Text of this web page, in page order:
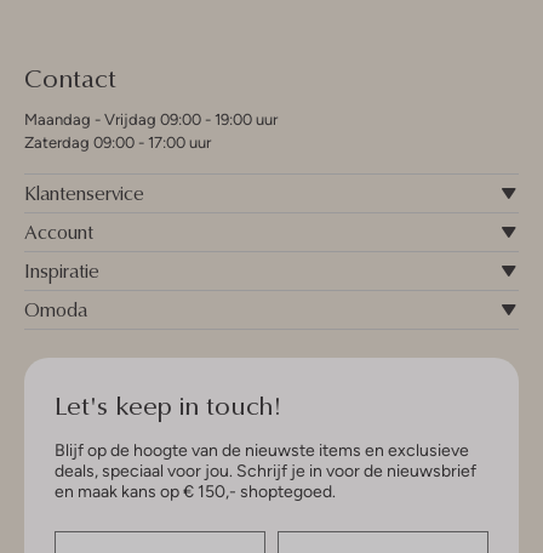
Contact
Maandag - Vrijdag 09:00 - 19:00 uur
Zaterdag 09:00 - 17:00 uur
Klantenservice
Account
Inspiratie
Omoda
Let's keep in touch!
Blijf op de hoogte van de nieuwste items en exclusieve
deals, speciaal voor jou. Schrijf je in voor de nieuwsbrief
en maak kans op € 150,- shoptegoed.